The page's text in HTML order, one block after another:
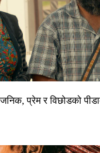
प्रेम र विछोडको